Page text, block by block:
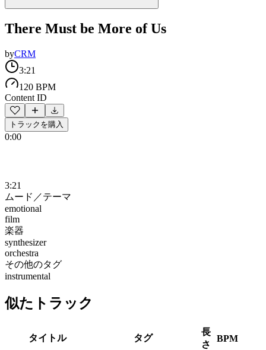
There Must be More of Us
byCRM
3:21
120 BPM
Content ID
トラックを購入
0:00
3:21
ムード／テーマ
emotional
film
楽器
synthesizer
orchestra
その他のタグ
instrumental
似たトラック
タイトル タグ
長
さ
BPM